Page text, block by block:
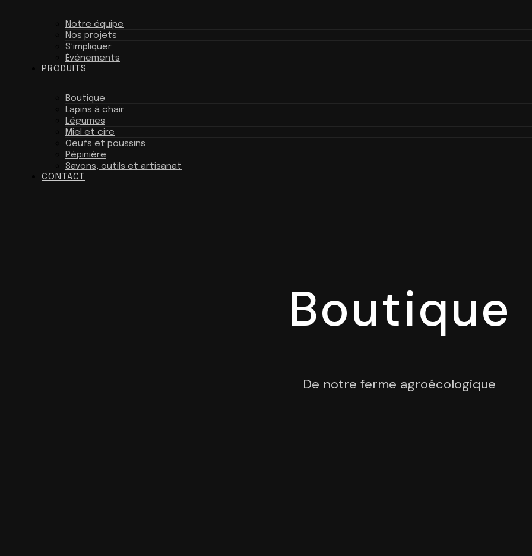
Notre équipe
Nos projets
S’impliquer
Événements
PRODUITS
Boutique
Lapins à chair
Légumes
Miel et cire
Oeufs et poussins
Pépinière
Savons, outils et artisanat
CONTACT
Boutique
De notre ferme agroécologique